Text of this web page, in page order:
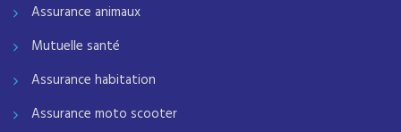
Assurance animaux
Mutuelle santé
Assurance habitation
Assurance moto scooter